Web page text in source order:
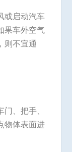
或启动汽车
果车外空气
则不宜通
、把手、
物体表面进